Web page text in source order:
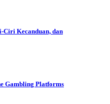
Ciri Kecanduan, dan
Gambling Platforms